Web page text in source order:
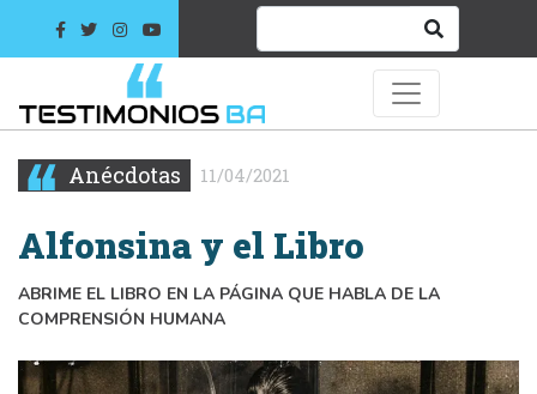
Anécdotas 11/04/2021
Alfonsina y el Libro
ABRIME EL LIBRO EN LA PÁGINA QUE HABLA DE LA
COMPRENSIÓN HUMANA